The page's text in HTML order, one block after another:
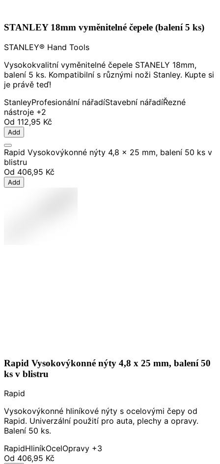
STANLEY 18mm vyměnitelné čepele (balení 5 ks)
STANLEY® Hand Tools
Vysokokvalitní vyměnitelné čepele STANELY 18mm,
balení 5 ks. Kompatibilní s různými noži Stanley. Kupte si
je právě teď!
StanleyProfesionální nářadíStavební nářadíŘezné
nástroje +2
Od 112,95 Kč
Add
Rapid Vysokovýkonné nýty 4,8 x 25 mm, balení 50 ks v
blistru
Od 406,95 Kč
Add
Rapid Vysokovýkonné nýty 4,8 x 25 mm, balení 50
ks v blistru
Rapid
Vysokovýkonné hliníkové nýty s ocelovými čepy od
Rapid. Univerzální použití pro auta, plechy a opravy.
Balení 50 ks.
RapidHliníkOcelOpravy +3
Od 406,95 Kč